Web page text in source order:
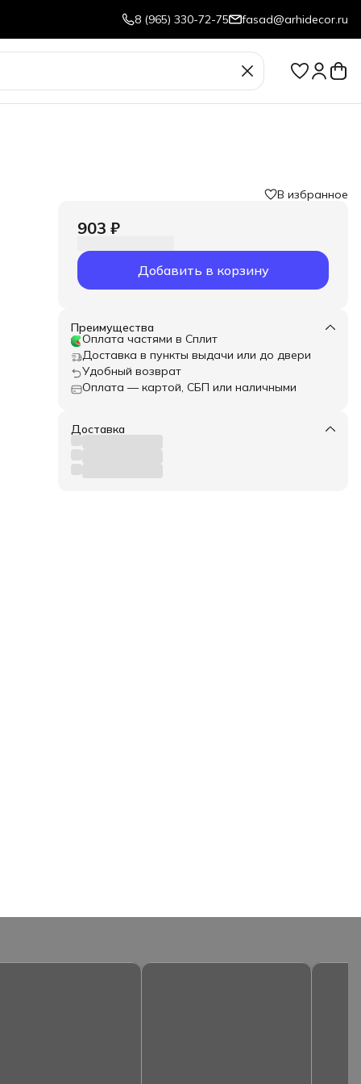
8 (965) 330-72-75 fasad@arhidecor.ru
В избранное
903 ₽
Добавить в корзину
Преимущества
Оплата частями в Сплит
Доставка в пункты выдачи или до двери
Удобный возврат
Оплата — картой, СБП или наличными
Доставка